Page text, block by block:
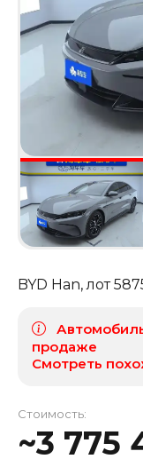
BYD Han, лот
продаже
Смотреть
Стоимость:
~3 775